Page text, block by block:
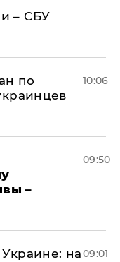
– СБУ
по
10:06
–
09:50
на09:01